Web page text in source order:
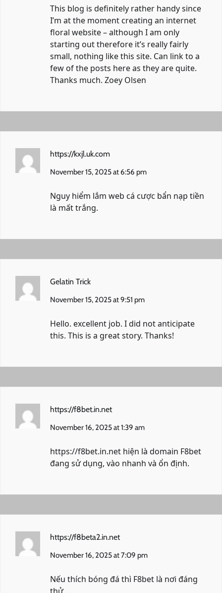
This blog is definitely rather handy since
I’m at the moment creating an internet
floral website – although I am only
starting out therefore it’s really fairly
small, nothing like this site. Can link to a
few of the posts here as they are quite.
Thanks much. Zoey Olsen
https://kxjl.uk.com
November 15, 2025 at 6:56 pm
Nguy hiểm lắm web cá cược bẩn nạp tiền
là mất trắng.
Gelatin Trick
November 15, 2025 at 9:51 pm
Hello. excellent job. I did not anticipate
this. This is a great story. Thanks!
https://f8bet.in.net
November 16, 2025 at 1:39 am
https://f8bet.in.net hiện là domain F8bet
đang sử dụng, vào nhanh và ổn định.
https://f8beta2.in.net
November 16, 2025 at 7:09 pm
Nếu thích bóng đá thì F8bet là nơi đáng